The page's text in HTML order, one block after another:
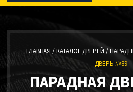
ГЛАВНАЯ /КАТАЛОГ ДВЕРЕЙ /
ДВЕРЬ №89
ПАРАДНАЯ